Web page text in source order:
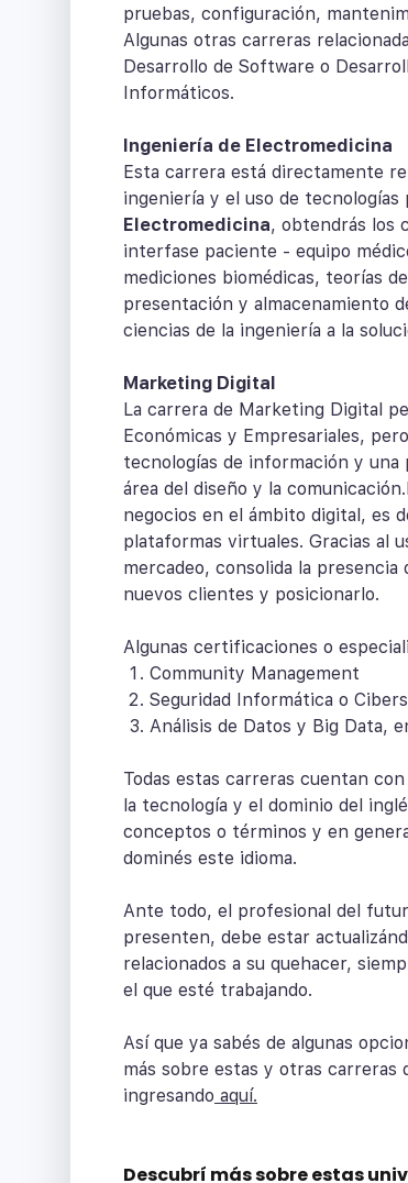
pruebas, configuración,
Algunas otras carreras
Desarrollo de Software o
Informáticos.
Ingeniería de Electromedicina
Esta carrera está directamente
ingeniería y el uso de tecnologías
Electromedicina, obtendrás los
interfase paciente - equipo
mediciones biomédicas, teorías
presentación y almacenamiento
ciencias de la ingeniería a la
Marketing Digital
La carrera de Marketing Digital
Económicas y Empresariales,
tecnologías de información y
área del diseño y la
negocios en el ámbito digital, es
plataformas virtuales. Gracias al
mercadeo, consolida la
nuevos clientes y posicionarlo.
Algunas certificaciones o
Community Management
Seguridad Informática o
Análisis de Datos y Big Data,
Todas estas carreras cuentan
la tecnología y el dominio del
conceptos o términos y en
dominés este idioma.
Ante todo, el profesional del
presenten, debe estar
relacionados a su quehacer,
el que esté trabajando.
Así que ya sabés de algunas
más sobre estas y otras carreras
ingresando aquí.
Descubrí más sobreestas